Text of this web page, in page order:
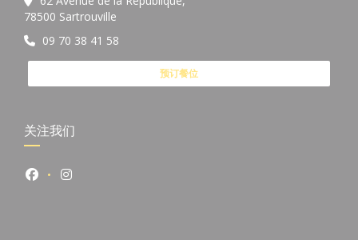
78500 Sartrouville
09 70 38 41 58
预订餐位
关注我们
Facebook ((在新窗口中打开))
Instagram ((在新窗口中打开))